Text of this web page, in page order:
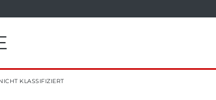
KLASSIFIZIERT